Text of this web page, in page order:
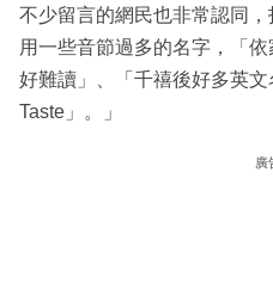
不少留言的網民也非常認同
用一些音節過多的名字，「
好難讀」、「千禧後好多英
Taste」。」
廣